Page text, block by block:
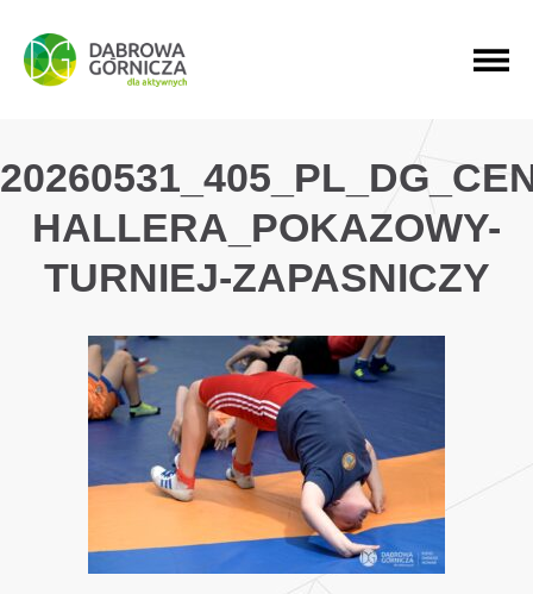
PRZEJDŹ DO MENU GŁÓWNEGO
PRZEJDŹ DO WYSZUKIWARKI
PRZEJDŹ DO TREŚCI
HALLERA_POKAZOWY-
TURNIEJ-ZAPASNICZY